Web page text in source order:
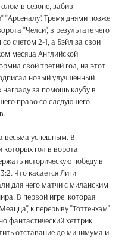
в сезоне, забив
Тремя днями позже
"Челси", в результате чего
счетом 2-1, а Бэйл за свои
месяца Английской
свой третий гол, на этот
новый улучшенный
награду за помощь клубу в
право со следующего
весьма успешным. В
которых гол в ворота
историческую победу в
Что касается Лиги
для него матчи с миланским
В первой игре, которая
к перерыву "Тоттенхэм"
фантастический хеттрик
отставание до минимума и